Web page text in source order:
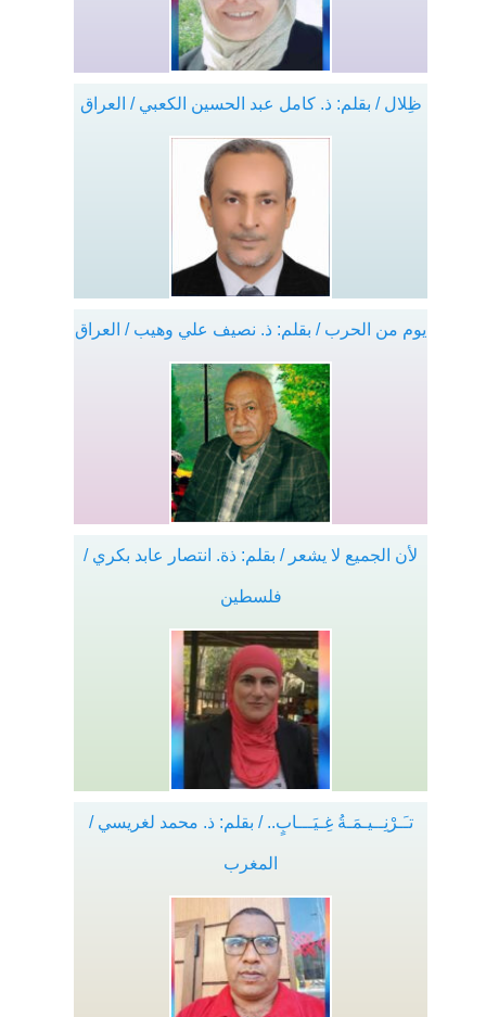
ظِلال / بقلم: ذ. كامل عبد الحسين الكعبي / العراق
يوم من الحرب / بقلم: ذ. نصيف علي وهيب / العراق
لأن الجميع لا يشعر / بقلم: ذة. انتصار عابد بكري /
فلسطين
تـَـرْنِــيـمَـةُ غِـيَـــابٍ.. / بقلم: ذ. محمد لغريسي /
المغرب